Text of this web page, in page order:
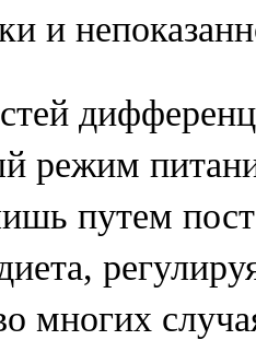
и
режим
путем
многих